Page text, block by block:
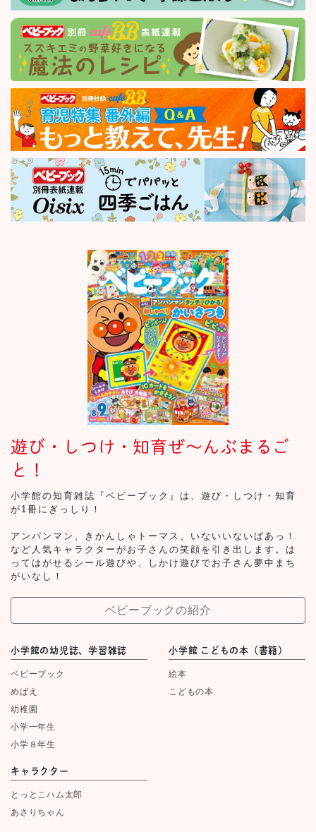
遊び・しつけ・知育ぜ～んぶまるご
と！
小学館の知育雑誌『ベビーブック』は、遊び・しつけ・知育
が1冊にぎっしり！
アンパンマン、きかんしゃトーマス、いないいないばあっ！
など人気キャラクターがお子さんの笑顔を引き出します。は
ってはがせるシール遊びや、しかけ遊びでお子さん夢中まち
がいなし！
ベビーブックの紹介
小学館の幼児誌、学習雑誌
ベビーブック
めばえ
幼稚園
小学一年生
小学８年生
小学館 こどもの本（書籍）
絵本
こどもの本
キャラクター
とっとこハム太郎
あさりちゃん